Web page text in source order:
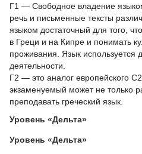
Г1 — Свободное владение
речь и письменные тексты
языком достаточный для того,
в Греци и на Кипре и понимать
проживания. Язык
деятельности.
Г2 — это аналог европейского
экзаменуемый может не только
преподавать греческий язык.
Уровень «Дельта»
Уровень «Дельта»